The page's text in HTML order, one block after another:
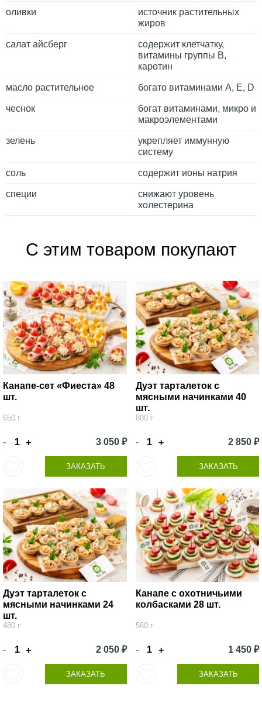
оливки
источник растительных
жиров
салат айсберг
содержит клетчатку,
витамины группы В,
каротин
масло растительное богато витаминами A, E, D
чеснок
богат витаминами, микро и
макроэлементами
зелень
укрепляет иммунную
систему
соль содержит ионы натрия
специи
снижают уровень
холестерина
С этим товаром покупают
Канапе-сет «Фиеста» 48
шт.
650 г
- + 3 050 ₽
ЗАКАЗАТЬ
Дуэт тарталеток с
мясными начинками 40
шт.
800 г
- + 2 850 ₽
ЗАКАЗАТЬ
Дуэт тарталеток с
мясными начинками 24
шт.
480 г
- + 2 050 ₽
ЗАКАЗАТЬ
Канапе с охотничьими
колбасками 28 шт.
560 г
- + 1 450 ₽
ЗАКАЗАТЬ